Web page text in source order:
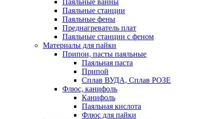
Паяльные ванны
Паяльные станции
Паяльные фены
Преднагреватель плат
Паяльные станции с феном
Материалы для пайки
Припои, пасты паяльные
Паяльная паста
Припой
Сплав ВУДА, Сплав РОЗЕ
Флюс, канифоль
Канифоль
Паяльная кислота
Флюс для пайки